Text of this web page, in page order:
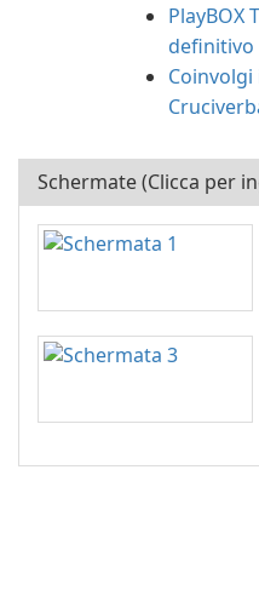
PlayBOX
Schermate (Clicca per